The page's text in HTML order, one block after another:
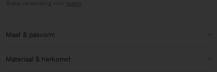
Gratis verzending voor leden .
Maat & pasvorm
Model:
Het model is 177 cm / 5'8" lang en draagt maat 36 / S
Materiaal & herkomst